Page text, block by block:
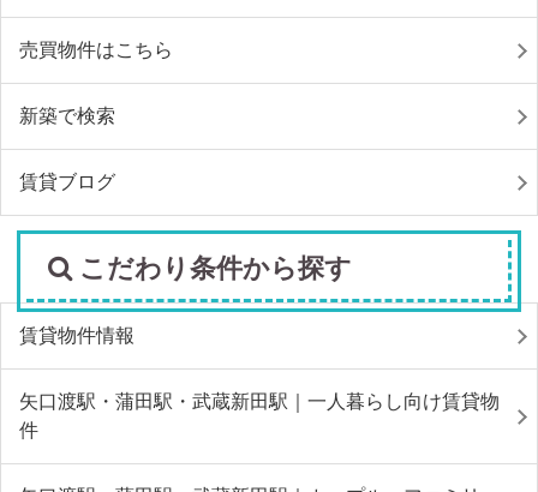
売買物件はこちら
新築で検索
賃貸ブログ
こだわり条件から探す
賃貸物件情報
矢口渡駅・蒲田駅・武蔵新田駅｜一人暮らし向け賃貸物
件